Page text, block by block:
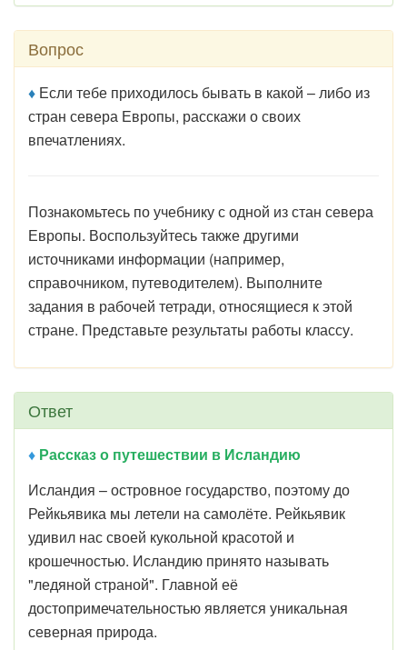
Вопрос
♦ Если тебе приходилось бывать в какой – либо из
стран севера Европы, расскажи о своих
впечатлениях.
Познакомьтесь по учебнику с одной из стан севера
Европы. Воспользуйтесь также другими
источниками информации (например,
справочником, путеводителем). Выполните
задания в рабочей тетради, относящиеся к этой
стране. Представьте результаты работы классу.
Ответ
♦ Рассказ о путешествии в Исландию
Исландия – островное государство, поэтому до
Рейкьявика мы летели на самолёте. Рейкьявик
удивил нас своей кукольной красотой и
крошечностью. Исландию принято называть
"ледяной страной". Главной её
достопримечательностью является уникальная
северная природа.